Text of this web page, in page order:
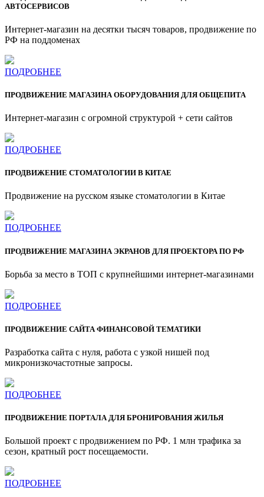
АВТОСЕРВИСОВ
Интернет-магазин на десятки тысяч товаров, продвижение по
РФ на поддоменах
ПОДРОБНЕЕ
ПРОДВИЖЕНИЕ МАГАЗИНА ОБОРУДОВАНИЯ ДЛЯ ОБЩЕПИТА
Интернет-магазин с огромной структурой + сети сайтов
ПОДРОБНЕЕ
ПРОДВИЖЕНИЕ СТОМАТОЛОГИИ В КИТАЕ
Продвижение на русском языке стоматологии в Китае
ПОДРОБНЕЕ
ПРОДВИЖЕНИЕ МАГАЗИНА ЭКРАНОВ ДЛЯ ПРОЕКТОРА ПО РФ
Борьба за место в ТОП с крупнейшими интернет-магазинами
ПОДРОБНЕЕ
ПРОДВИЖЕНИЕ САЙТА ФИНАНСОВОЙ ТЕМАТИКИ
Разработка сайта с нуля, работа с узкой нишей под
микронизкочастотные запросы.
ПОДРОБНЕЕ
ПРОДВИЖЕНИЕ ПОРТАЛА ДЛЯ БРОНИРОВАНИЯ ЖИЛЬЯ
Большой проект с продвижением по РФ. 1 млн трафика за
сезон, кратный рост посещаемости.
ПОДРОБНЕЕ